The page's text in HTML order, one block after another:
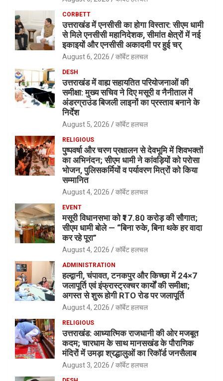
CORBETT
उत्तराखंड में एनसीसी का होगा विस्तार: सीएम धामी
से मिले एनसीसी महानिदेशक, सीमांत क्षेत्रों में नई
इकाइयों और एनसीसी अकादमी पर हुई चर्
August 6, 2026 कॉर्बेट हलचल
DESH
उत्तराखंड में वाह्य सहायतित परियोजनाओं की
समीक्षा: मुख्य सचिव ने दिए मसूरी व नैनीताल में
अंडरग्राउंड बिजली लाइनों का प्रस्ताव बनाने के
निर्देश
August 5, 2026 कॉर्बेट हलचल
RELIGIOUS
पुष्पवर्षा और चरण प्रक्षालन से देवभूमि में शिवभक्तों
का अभिनंदन; सीएम धामी ने कांवड़ियों को परोसा
भोजन, पुलिसकर्मियों व पर्यावरण मित्रों को किया
सम्मानित
August 4, 2026 कॉर्बेट हलचल
EVENT
मसूरी विधानसभा को ₹17.80 करोड़ की सौगात;
सीएम धामी बोले — “बिना रुके, बिना थके हर वादा
कर रहे पूरा”
August 4, 2026 कॉर्बेट हलचल
ADMINISTRATION
हल्द्वानी, चंपावत, टनकपुर और किच्छा में 24×7
जलापूर्ति एवं इंफ्रास्ट्रक्चर कार्यों की समीक्षा;
अगस्त से शुरू होगी RTO रोड पर जलापूर्ति
August 4, 2026 कॉर्बेट हलचल
RELIGIOUS
उत्तराखंड: आध्यात्मिक राजधानी की ओर मजबूत
कदम; चारधाम के साथ मानसखंड के पौराणिक
मंदिरों में उमड़ा श्रद्धालुओं का रिकॉर्ड जनसैलाब
August 3, 2026 कॉर्बेट हलचल